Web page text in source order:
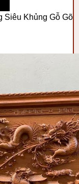
Siêu Khủng Gỗ Gõ